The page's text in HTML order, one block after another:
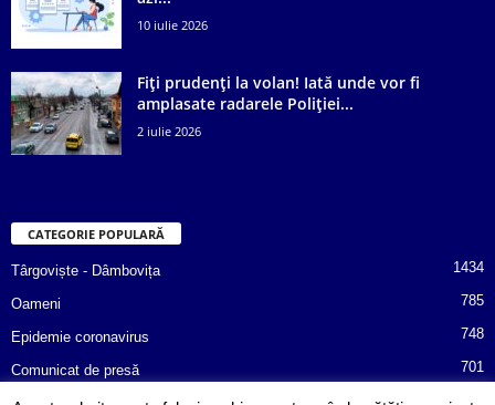
10 iulie 2026
Fiți prudenți la volan! Iată unde vor fi
amplasate radarele Poliției...
2 iulie 2026
CATEGORIE POPULARĂ
Târgoviște - Dâmbovița 1434
Oameni 785
Epidemie coronavirus 748
Comunicat de presă 701
487